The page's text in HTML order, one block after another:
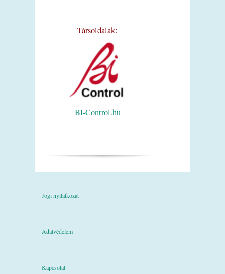
Társoldalak:
BI-Control.hu
Jogi nyilatkozat
Adatvédelem
Kapcsolat